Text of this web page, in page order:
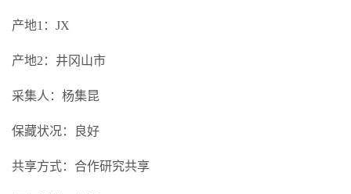
产地1：JX
产地2：井冈山市
采集人：杨集昆
保藏状况：良好
共享方式：合作研究共享